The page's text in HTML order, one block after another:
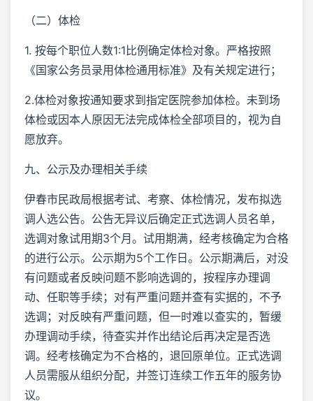
（二）体检
1. 按每个职位人数1:1比例确定体检对象。严格按照
《国家公务员录用体检通用标准》及有关规定进行；
2.体检对象按通知要求到指定医院参加体检。未到场
体检或因本人原因无法完成体检全部项目的，视为自
愿放弃。
九、公示及办理相关手续
伊春市民政局根据考试、考察、体检情况，发布拟选
调人选公告。公告无异议后确定正式选调人员名单，
选调对象试用期3个月。试用期满，经考核确定为合格
的进行公示。公示期为5个工作日。公示期满后，对没
有问题或者反映问题不影响选调的，按程序办理调
动、任职等手续；对有严重问题并查有实据的，不予
选调；对反映有严重问题，但一时难以查实的，暂缓
办理调动手续，待查实并作出结论后再决定是否选
调。经考核确定为不合格的，退回原单位。正式选调
人员需服从组织分配，并签订连续工作五年的服务协
议。